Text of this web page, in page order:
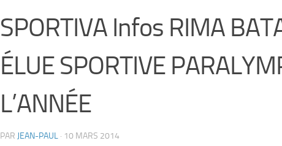
SPORTIVA Infos RIMA
ÉLUE SPORTIVE
L’ANNÉE
PAR JEAN-PAUL · 10 MARS 2014